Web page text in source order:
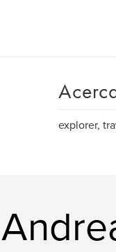
explorer,